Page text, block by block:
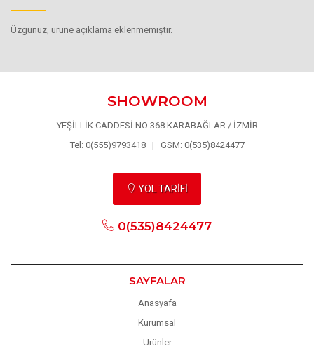
Üzgünüz, ürüne açıklama eklenmemiştir.
SHOWROOM
YEŞİLLİK CADDESİ NO:368 KARABAĞLAR / İZMİR
Tel: 0(555)9793418 | GSM: 0(535)8424477
YOL TARİFİ
0(535)8424477
SAYFALAR
Anasyafa
Kurumsal
Ürünler